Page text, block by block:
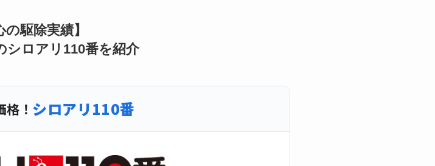
の駆除実績】
シロアリ110番を紹介
！ シロアリ110番